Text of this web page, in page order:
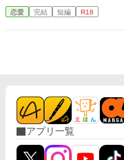
恋愛 完結 短編 R18
アプリ一覧